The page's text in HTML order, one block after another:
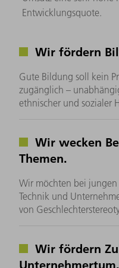
Entwicklungsquote.
Wir fördern
Gute Bildung soll kein
zugänglich –
ethnischer und sozialer
Wir wecken
Themen.
Wir möchten bei jungen
Technik und
von
Wir fördern
Unternehmertum.